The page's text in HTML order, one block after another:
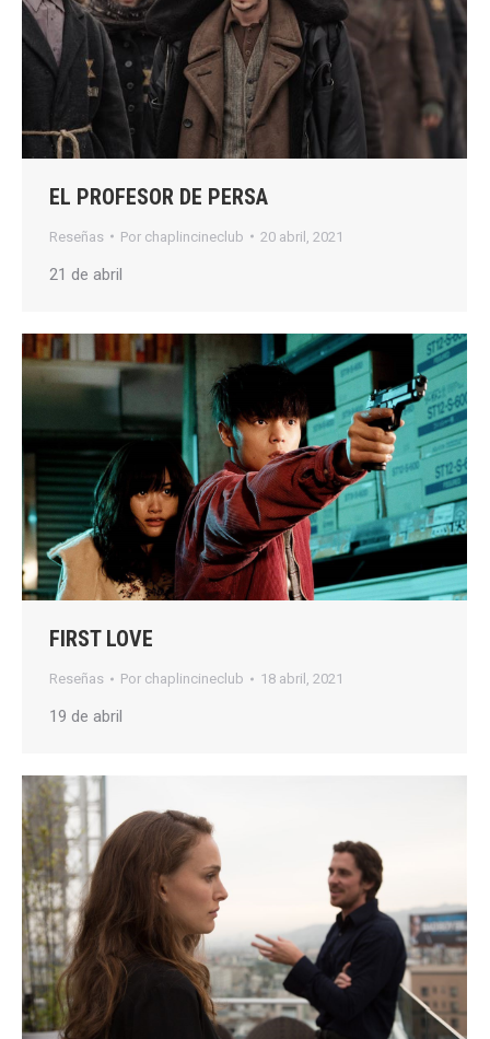
EL PROFESOR DE PERSA
Reseñas Por chaplincineclub 20 abril, 2021
21 de abril
FIRST LOVE
Reseñas Por chaplincineclub 18 abril, 2021
19 de abril